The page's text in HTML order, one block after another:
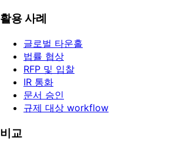
활용 사례
글로벌 타운홀
법률 협상
RFP 및 입찰
IR 통화
문서 승인
규제 대상 workflow
비교